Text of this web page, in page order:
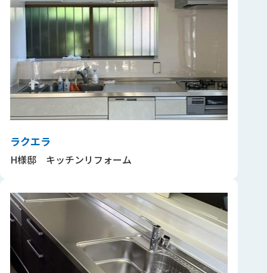
ラクエラ
H様邸 キッチンリフォーム